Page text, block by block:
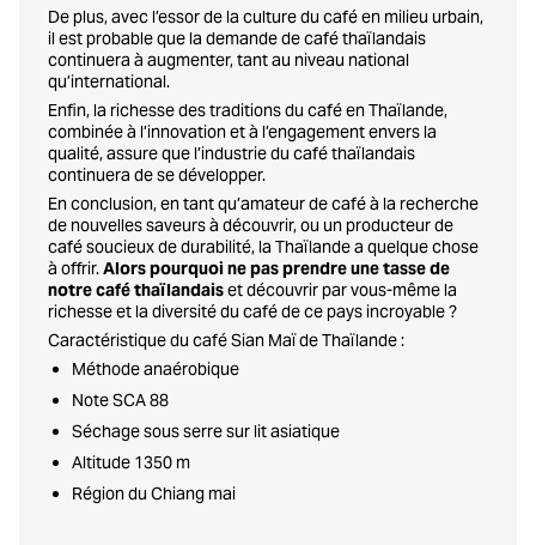
De plus, avec l’essor de la culture du café en milieu urbain,
il est probable que la demande de café thaïlandais
continuera à augmenter, tant au niveau national
qu’international.
Enfin, la richesse des traditions du café en Thaïlande,
combinée à l’innovation et à l’engagement envers la
qualité, assure que l’industrie du café thaïlandais
continuera de se développer.
En conclusion, en tant qu’amateur de café à la recherche
de nouvelles saveurs à découvrir, ou un producteur de
café soucieux de durabilité, la Thaïlande a quelque chose
à offrir.Alors pourquoi ne pas prendre une tasse de
notre café thaïlandaiset découvrir par vous-même la
richesse et la diversité du café de ce pays incroyable ?
Caractéristique du café Sian Maï de Thaïlande :
Méthode anaérobique
Note SCA 88
Séchage sous serre sur lit asiatique
Altitude 1350 m
Région du Chiang mai